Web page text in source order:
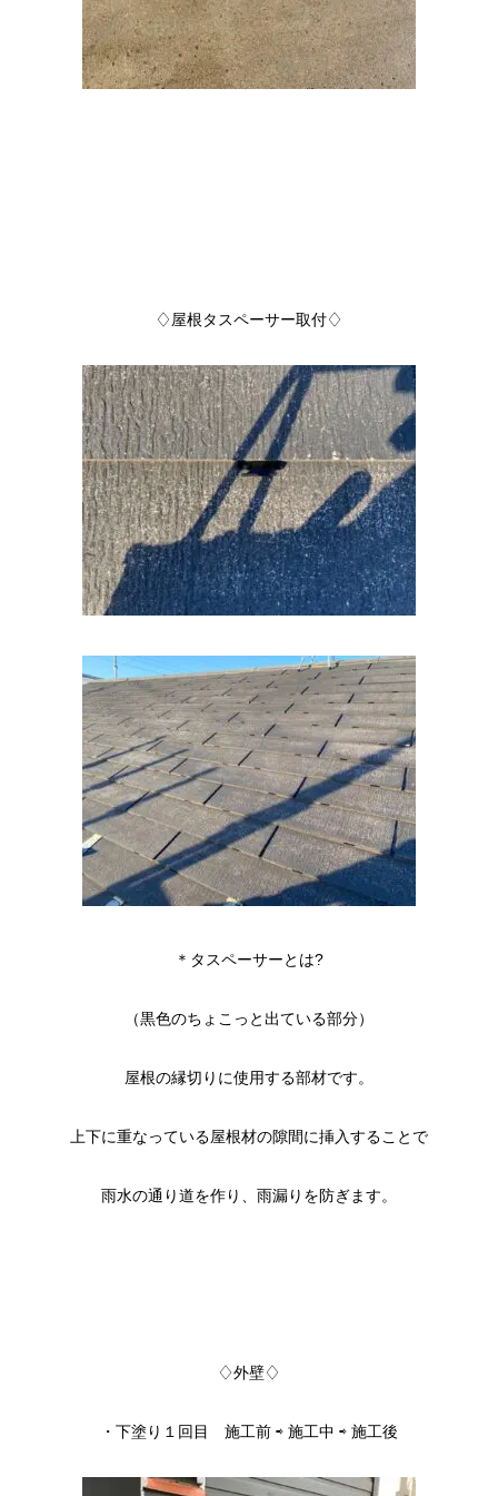
♢屋根タスペーサー取付♢
＊タスペーサーとは?
（黒色のちょこっと出ている部分）
屋根の縁切りに使用する部材です。
上下に重なっている屋根材の隙間に挿入することで
雨水の通り道を作り、雨漏りを防ぎます。
♢外壁♢
・下塗り１回目 施工前 ⇨ 施工中 ⇨ 施工後